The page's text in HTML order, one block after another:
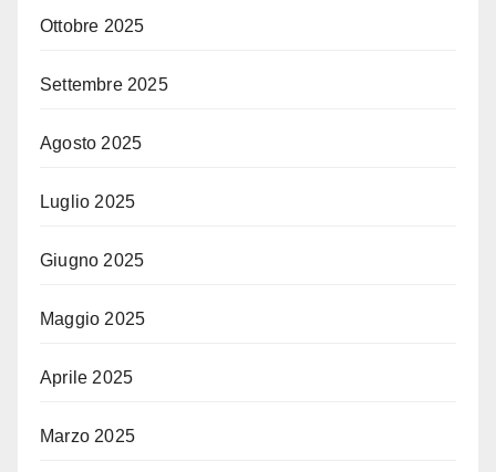
Ottobre 2025
Settembre 2025
Agosto 2025
Luglio 2025
Giugno 2025
Maggio 2025
Aprile 2025
Marzo 2025